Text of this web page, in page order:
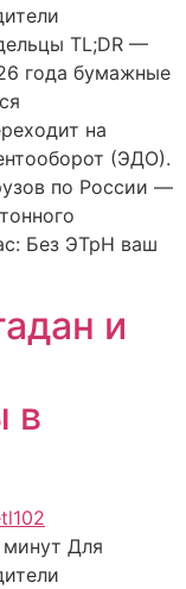
TL;DR —
года бумажные
на
(ЭДО).
по России —
Без ЭТрН ваш
и
в
Для